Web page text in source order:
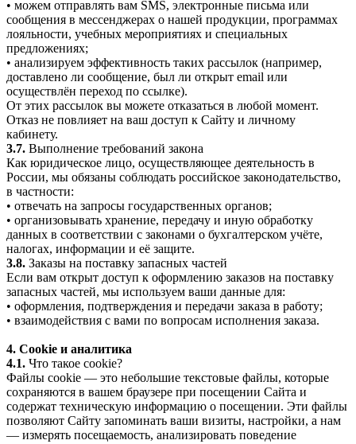
• можем отправлять вам SMS, электронные письма или
сообщения в мессенджерах о нашей продукции, программах
лояльности, учебных мероприятиях и специальных
предложениях;
• анализируем эффективность таких рассылок (например,
доставлено ли сообщение, был ли открыт email или
осуществлён переход по ссылке).
От этих рассылок вы можете отказаться в любой момент.
Отказ не повлияет на ваш доступ к Сайту и личному
кабинету.
3.7. Выполнение требований закона
Как юридическое лицо, осуществляющее деятельность в
России, мы обязаны соблюдать российское законодательство,
в частности:
• отвечать на запросы государственных органов;
• организовывать хранение, передачу и иную обработку
данных в соответствии с законами о бухгалтерском учёте,
налогах, информации и её защите.
3.8. Заказы на поставку запасных частей
Если вам открыт доступ к оформлению заказов на поставку
запасных частей, мы используем ваши данные для:
• оформления, подтверждения и передачи заказа в работу;
• взаимодействия с вами по вопросам исполнения заказа.
4. Cookie и аналитика
4.1. Что такое cookie?
Файлы cookie — это небольшие текстовые файлы, которые
сохраняются в вашем браузере при посещении Сайта и
содержат техническую информацию о посещении. Эти файлы
позволяют Сайту запоминать ваши визиты, настройки, а нам
— измерять посещаемость, анализировать поведение